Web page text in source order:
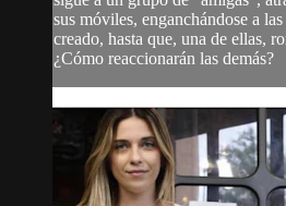
sus móviles, enganchándose a
creado, hasta que, una de ellas,
¿Cómo reaccionarán las demás?